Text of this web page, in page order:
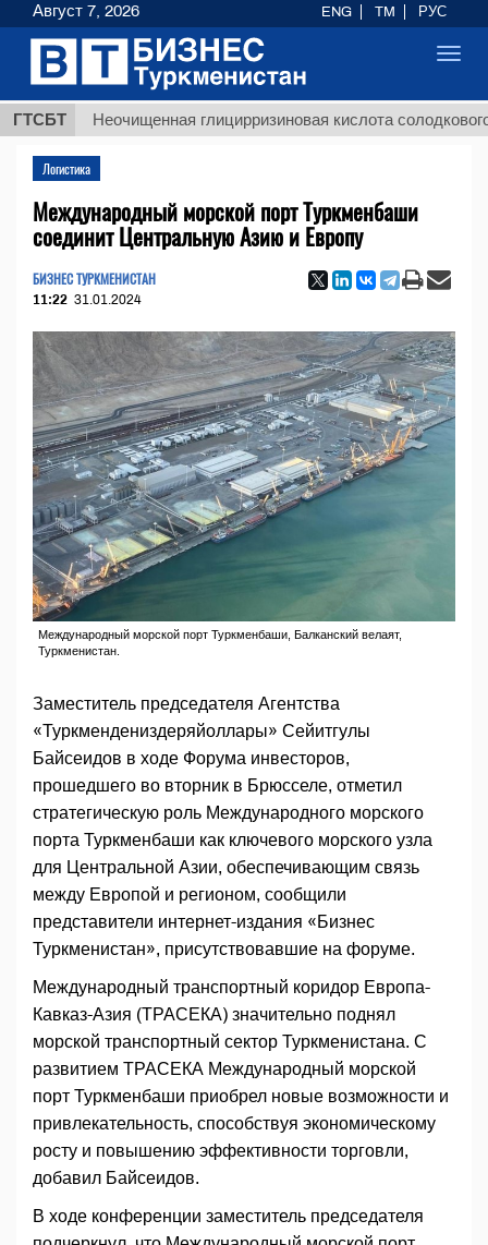
ГТСБТ
Неочищенная глицирризиновая кислота солодкового корня
Логистика
Международный морской порт Туркменбаши
соединит Центральную Азию и Европу
БИЗНЕС ТУРКМЕНИСТАН
11:22 31.01.2024
Международный морской порт Туркменбаши, Балканский велаят,
Туркменистан.
Заместитель председателя Агентства
«Туркмендениздеряйоллары» Сейитгулы
Байсеидов в ходе Форума инвесторов,
прошедшего во вторник в Брюсселе, отметил
стратегическую роль Международного морского
порта Туркменбаши как ключевого морского узла
для Центральной Азии, обеспечивающим связь
между Европой и регионом, сообщили
представители интернет-издания «Бизнес
Туркменистан», присутствовавшие на форуме.
Международный транспортный коридор Европа-
Кавказ-Азия (ТРАСЕКА) значительно поднял
морской транспортный сектор Туркменистана. С
развитием ТРАСЕКА Международный морской
порт Туркменбаши приобрел новые возможности и
привлекательность, способствуя экономическому
росту и повышению эффективности торговли,
добавил Байсеидов.
В ходе конференции заместитель председателя
Август 7, 2026 ENG TM РУС